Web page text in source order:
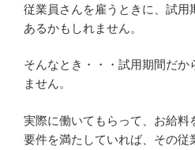
従業員さんを雇うときに、試用
あるかもしれません。
そんなとき・・・試用期間だか
ません。
実際に働いてもらって、お給料
要件を満たしていれば、その従